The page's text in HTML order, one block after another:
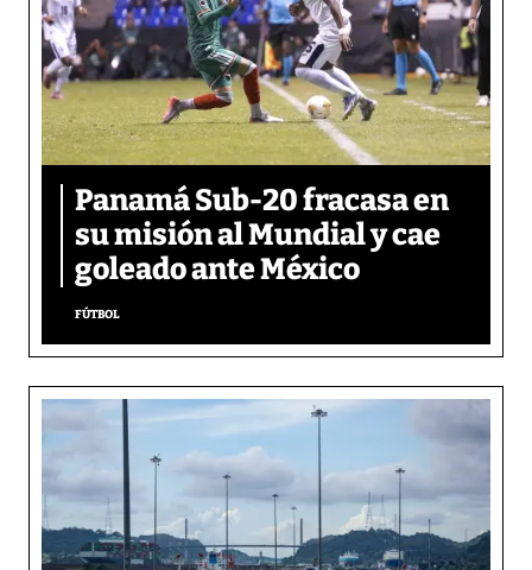
Panamá Sub-20 fracasa en
su misión al Mundial y cae
goleado ante México
FÚTBOL